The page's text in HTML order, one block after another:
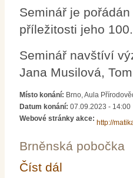
Seminář je
příležitosti jeho
Seminář navštíví
Jana Musilová,
Místo konání: Brno, Aula
Datum konání: 07.09.2023 - 14:00
Webové stránky akce:
http://
Brněnská pobočka
Číst dál